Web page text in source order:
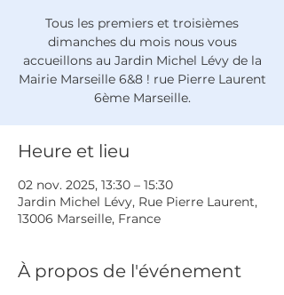
Tous les premiers et troisièmes
dimanches du mois nous vous
accueillons au Jardin Michel Lévy de la
Mairie Marseille 6&8 ! rue Pierre Laurent
6ème Marseille.
Heure et lieu
02 nov. 2025, 13:30 – 15:30
Jardin Michel Lévy, Rue Pierre Laurent,
13006 Marseille, France
À propos de l'événement